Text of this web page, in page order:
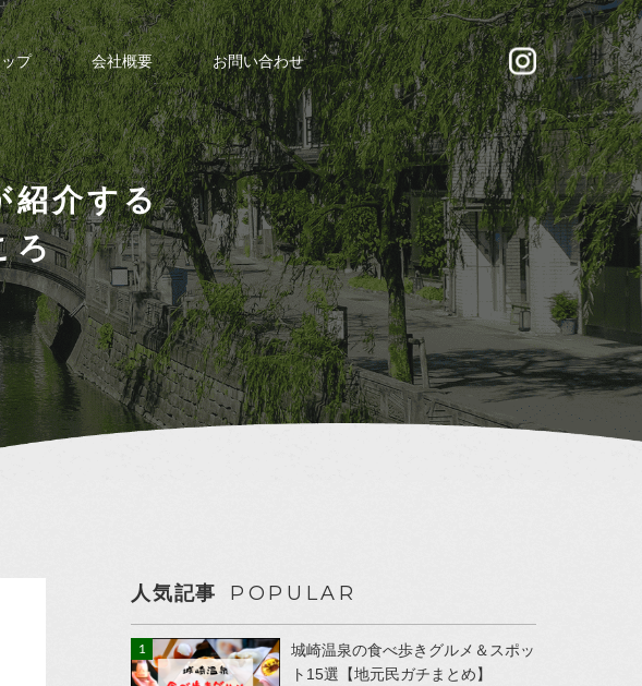
プ 会社概要 お問い合わせ
紹介する
ろ
人気記事 POPULAR
城崎温泉の食べ歩きグルメ＆スポッ
ト15選【地元民ガチまとめ】